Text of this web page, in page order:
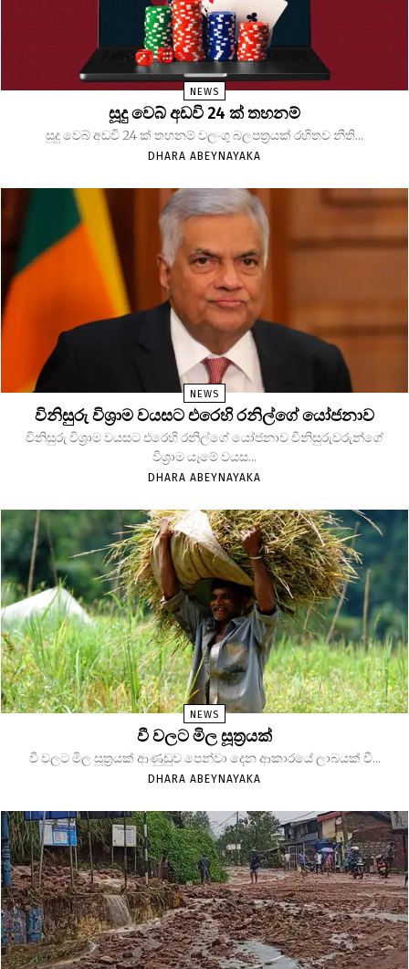
NEWS
සූදු වෙබ් අඩවි 24 ක් තහනම්
සූදු වෙබ් අඩවි 24 ක් තහනම් වලංගු බලපත්‍රයක් රහිතව නීති...
DHARA ABEYNAYAKA
NEWS
විනිසුරු විශ්‍රාම වයසට එරෙහි රනිල්ගේ යෝජනාව
විනිසුරු විශ්‍රාම වයසට එරෙහි රනිල්ගේ යෝජනාව විනිසුරුවරුන්ගේ
විශ්‍රාම යෑමේ වයස...
DHARA ABEYNAYAKA
NEWS
වී වලට මිල සූත්‍රයක්
වී වලට මිල සූත්‍රයක් ආණුඩුව පෙන්වා දෙන ආකාරයේ ලාබයක් වී...
DHARA ABEYNAYAKA